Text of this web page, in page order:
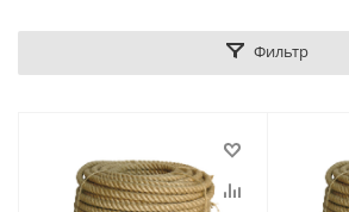
Фильтр